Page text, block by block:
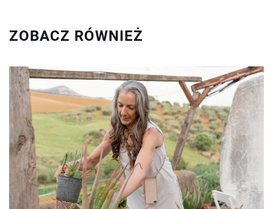
ZOBACZ RÓWNIEŻ